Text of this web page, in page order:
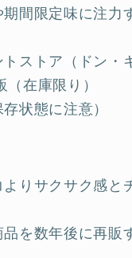
間限定味に注力
ストア（ドン・
在庫限り）
状態に注意）
りサクサク感
を数年後に再